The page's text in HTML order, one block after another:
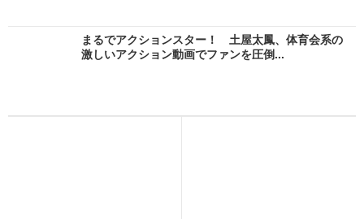
まるでアクションスター！ 土屋太鳳、体育会系の
激しいアクション動画でファンを圧倒...